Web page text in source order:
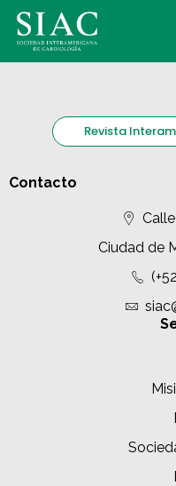
Revista
Contacto
Ciudad de